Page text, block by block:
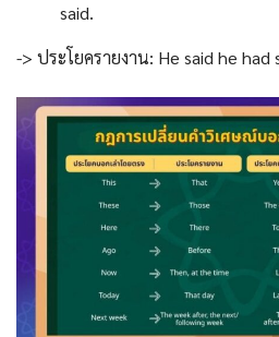
said.
-> ประโยครายงาน: He said he had